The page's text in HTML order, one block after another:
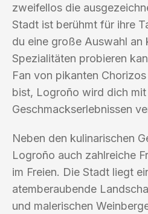
zweifellos die
Stadt ist berühmt für ihre
du eine große Auswahl an
Spezialitäten probieren
Fan von pikanten
bist, Logroño wird dich mit
Geschmackserlebnissen
Neben den kulinarischen
Logroño auch zahlreiche
im Freien. Die Stadt liegt
atemberaubende
und malerischen